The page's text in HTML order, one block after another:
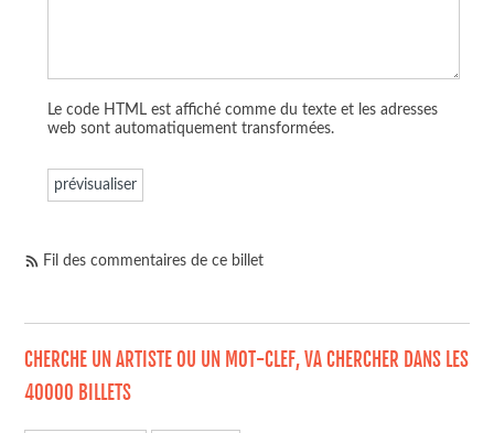
Le code HTML est affiché comme du texte et les adresses
web sont automatiquement transformées.
Fil des commentaires de ce billet
CHERCHE UN ARTISTE OU UN MOT-CLEF, VA CHERCHER DANS LES
40000 BILLETS